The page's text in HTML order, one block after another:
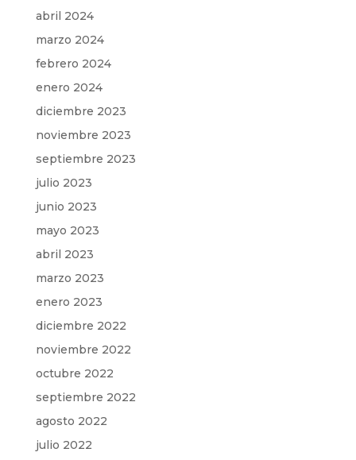
abril 2024
marzo 2024
febrero 2024
enero 2024
diciembre 2023
noviembre 2023
septiembre 2023
julio 2023
junio 2023
mayo 2023
abril 2023
marzo 2023
enero 2023
diciembre 2022
noviembre 2022
octubre 2022
septiembre 2022
agosto 2022
julio 2022